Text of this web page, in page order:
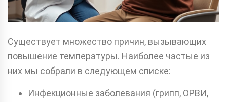
Существует множество причин, вызывающих
повышение температуры. Наиболее частые из
них мы собрали в следующем списке:
Инфекционные заболевания (грипп, ОРВИ,